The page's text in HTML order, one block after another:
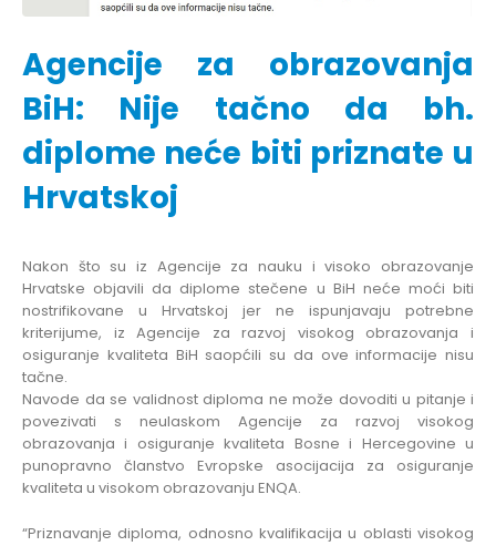
Agencije za obrazovanja
BiH: Nije tačno da bh.
diplome neće biti priznate u
Hrvatskoj
Nakon što su iz Agencije za nauku i visoko obrazovanje
Hrvatske objavili da diplome stečene u BiH neće moći biti
nostrifikovane u Hrvatskoj jer ne ispunjavaju potrebne
kriterijume, iz Agencije za razvoj visokog obrazovanja i
osiguranje kvaliteta BiH saopćili su da ove informacije nisu
tačne.
Navode da se validnost diploma ne može dovoditi u pitanje i
povezivati s neulaskom Agencije za razvoj visokog
obrazovanja i osiguranje kvaliteta Bosne i Hercegovine u
punopravno članstvo Evropske asocijacija za osiguranje
kvaliteta u visokom obrazovanju ENQA.
“Priznavanje diploma, odnosno kvalifikacija u oblasti visokog